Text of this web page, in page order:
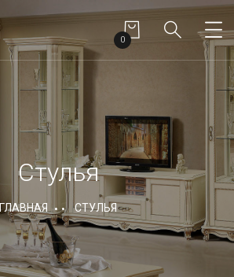
0
Стулья
ГЛАВНАЯ СТУЛЬЯ